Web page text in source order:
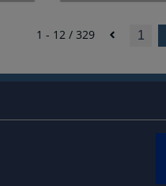
1 - 12 / 329 1